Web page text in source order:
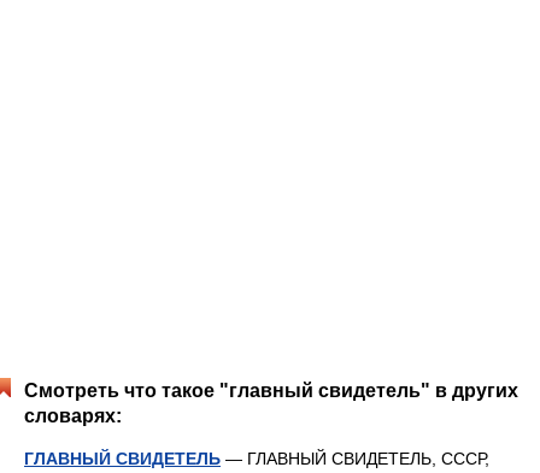
Смотреть что такое "главный свидетель" в других
словарях:
ГЛАВНЫЙ СВИДЕТЕЛЬ — ГЛАВНЫЙ СВИДЕТЕЛЬ, СССР,